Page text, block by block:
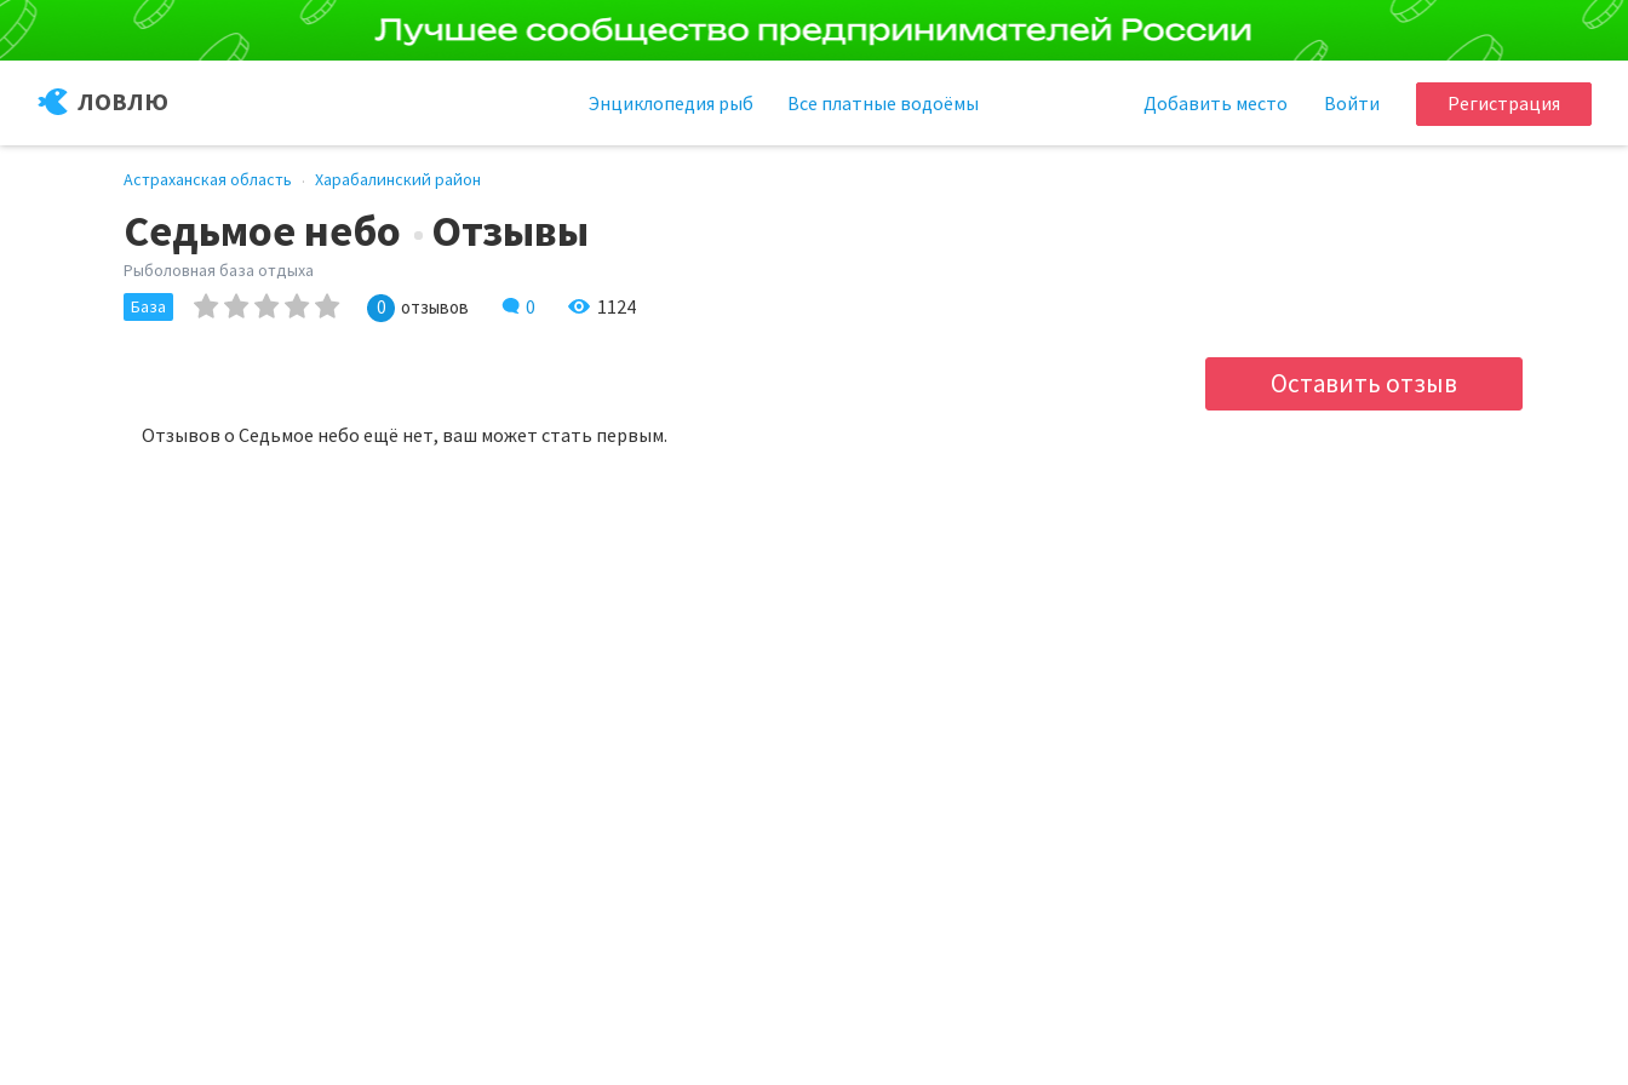
ЛОВЛЮ Регистрация
Войти
Добавить место
Энциклопедия рыб Все платные водоёмы
Астраханская область Харабалинский район
Седьмое небо Отзывы
Рыболовная база отдыха
База
0 отзывов 0 1124
Отзывов о Седьмое небо ещё нет, ваш может стать первым.
Оставить отзыв